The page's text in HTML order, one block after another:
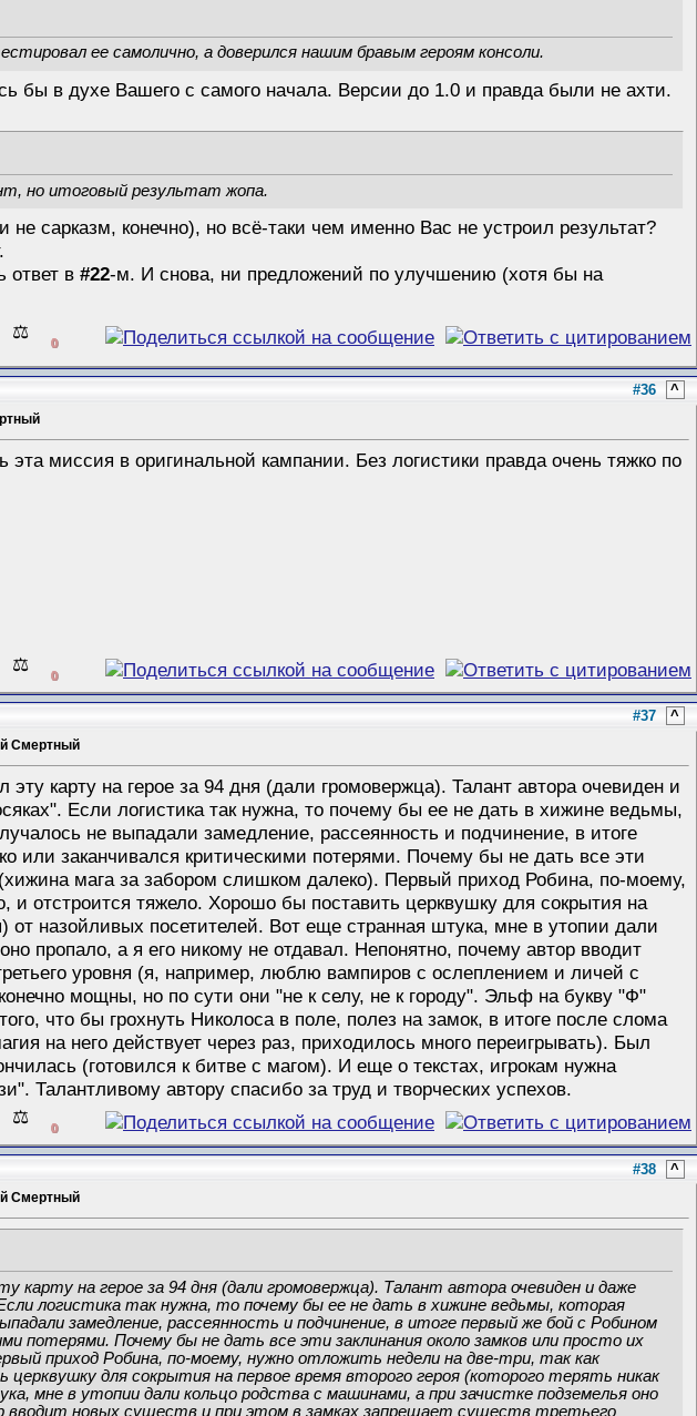
ее самолично, а доверился нашим бравым героям консоли.
бы в духе Вашего с самого начала. Версии до 1.0 и правда были не ахти.
но итоговый результат жопа.
сарказм, конечно), но всё-таки чем именно Вас не устроил результат?
ответ в#22-м. И снова, ни предложений по улучшению (хотя бы на
⚖️ 0
#36 ^
миссия в оригинальной кампании. Без логистики правда очень тяжко по
⚖️ 0
#37 ^
Смертный
карту на герое за 94 дня (дали громовержца). Талант автора очевиден и
Если логистика так нужна, то почему бы ее не дать в хижине ведьмы,
не выпадали замедление, рассеянность и подчинение, в итоге
заканчивался критическими потерями. Почему бы не дать все эти
мага за забором слишком далеко). Первый приход Робина, по-моему,
и отстроится тяжело. Хорошо бы поставить церквушку для сокрытия на
от назойливых посетителей. Вот еще странная штука, мне в утопии дали
пропало, а я его никому не отдавал. Непонятно, почему автор вводит
уровня (я, например, люблю вампиров с ослеплением и личей с
мощны, но по сути они "не к селу, не к городу". Эльф на букву "Ф"
что бы грохнуть Николоса в поле, полез на замок, в итоге после слома
на него действует через раз, приходилось много переигрывать). Был
(готовился к битве с магом). И еще о текстах, игрокам нужна
Талантливому автору спасибо за труд и творческих успехов.
⚖️ 0
#38 ^
Смертный
карту на герое за 94 дня (дали громовержца). Талант автора очевиден и даже
логистика так нужна, то почему бы ее не дать в хижине ведьмы, которая
замедление, рассеянность и подчинение, в итоге первый же бой с Робином
потерями. Почему бы не дать все эти заклинания около замков или просто их
приход Робина, по-моему, нужно отложить недели на две-три, так как
для сокрытия на первое время второго героя (которого терять никак
мне в утопии дали кольцо родства с машинами, а при зачистке подземелья оно
вводит новых существ и при этом в замках запрещает существ третьего